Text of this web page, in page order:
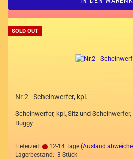
SOLD OUT
Nr.2 - Scheinwerfer, kpl.
Scheinwerfer, kpl.,Sitz und Scheinwerfer,
Buggy
Lieferzeit: 12-14 Tage (Ausland
Lagerbestand: -3 Stück